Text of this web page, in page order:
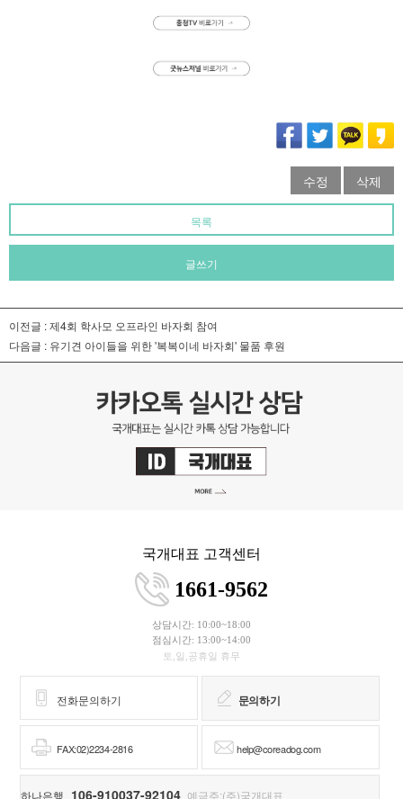
수정 삭제
목록
글쓰기
이전글 :제4회 학사모 오프라인 바자회 참여
다음글 : 유기견 아이들을 위한 '복복이네 바자회' 물품 후원
국개대표 고객센터
1661-9562
상담시간: 10:00~18:00
점심시간: 13:00~14:00
토,일,공휴일 휴무
전화문의하기 문의하기
FAX:02)2234-2816 help@coreadog.com
하나은행 106-910037-92104 예금주:(주)국개대표